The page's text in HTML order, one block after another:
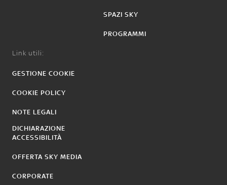
SPAZI SKY
PROGRAMMI
Link utili:
GESTIONE COOKIE
COOKIE POLICY
NOTE LEGALI
DICHIARAZIONE
ACCESSIBILITÀ
OFFERTA SKY MEDIA
CORPORATE